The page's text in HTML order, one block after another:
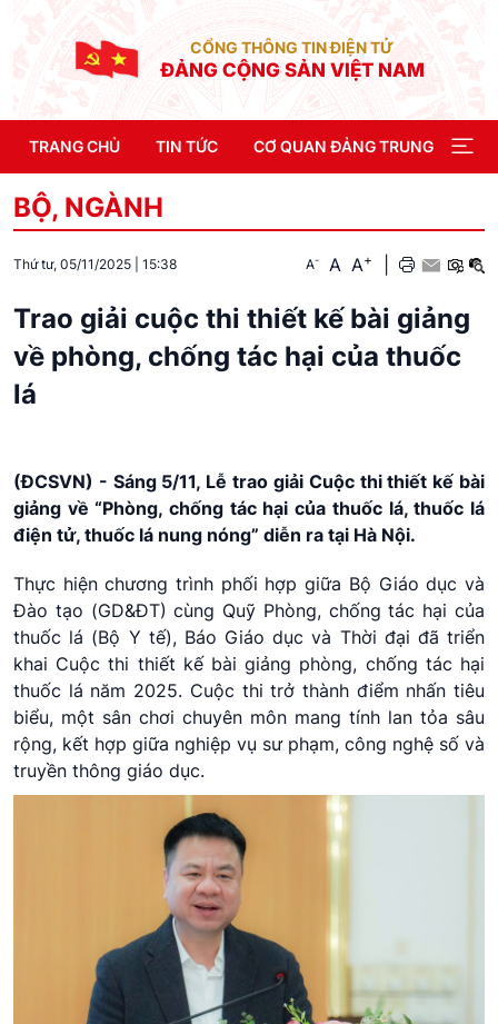
CỔNG THÔNG TIN ĐIỆN TỬ
ĐẢNG CỘNG SẢN VIỆT NAM
TRANG CHỦ TIN TỨC CƠ QUAN ĐẢNG TRUNG ƯƠNG
BỘ, NGÀNH
Thứ tư, 05/11/2025 15:38 A- A A+
Trao giải cuộc thi thiết kế bài giảng
về phòng, chống tác hại của thuốc
lá
(ĐCSVN) - Sáng 5/11, Lễ trao giải Cuộc thi thiết kế bài
giảng về “Phòng, chống tác hại của thuốc lá, thuốc lá
điện tử, thuốc lá nung nóng” diễn ra tại Hà Nội.
Thực hiện chương trình phối hợp giữa Bộ Giáo dục và
Đào tạo (GD&ĐT) cùng Quỹ Phòng, chống tác hại của
thuốc lá (Bộ Y tế), Báo Giáo dục và Thời đại đã triển
khai Cuộc thi thiết kế bài giảng phòng, chống tác hại
thuốc lá năm 2025. Cuộc thi trở thành điểm nhấn tiêu
biểu, một sân chơi chuyên môn mang tính lan tỏa sâu
rộng, kết hợp giữa nghiệp vụ sư phạm, công nghệ số và
truyền thông giáo dục.